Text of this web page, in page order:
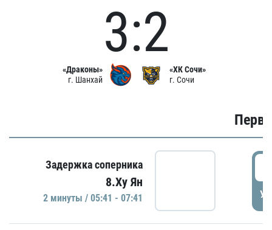
«Драконы»
г. Шанхай
3:2
«ХК Сочи»
г. Сочи
Задержка соперника
8.Ху Ян
2 минуты / 05:41 - 07:41